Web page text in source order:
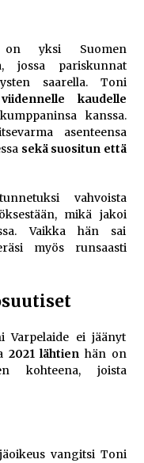
yksi Suomen
jossa pariskunnat
saarella. Toni
viidennelle kaudelle
kanssa.
asenteensa
sekä suositun että
vahvoista
mikä jakoi
Vaikka hän sai
myös runsaasti
Varpelaide ei jäänyt
2021 lähtien hän on
kohteena, joista
vangitsi Toni